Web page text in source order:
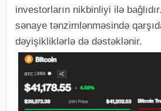
investorların nikbinliyi ilə
sənaye tənzimlənməsində
dəyişikliklərlə də dəstəklənir.